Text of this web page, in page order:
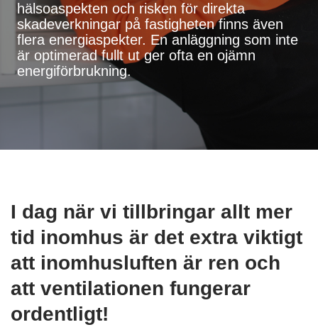
hälsoaspekten och risken för direkta
skadeverkningar på fastigheten finns även
flera energiaspekter. En anläggning som inte
är optimerad fullt ut ger ofta en ojämn
energiförbrukning.
I dag när vi tillbringar allt mer
tid inomhus är det extra viktigt
att inomhusluften är ren och
att ventilationen fungerar
ordentligt!